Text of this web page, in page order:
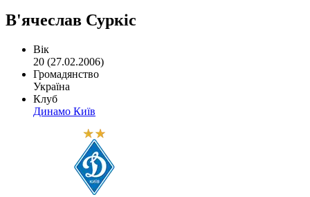
В'ячеслав Суркіс
Вік
20 (27.02.2006)
Громадянство
Україна
Клуб
Динамо Київ